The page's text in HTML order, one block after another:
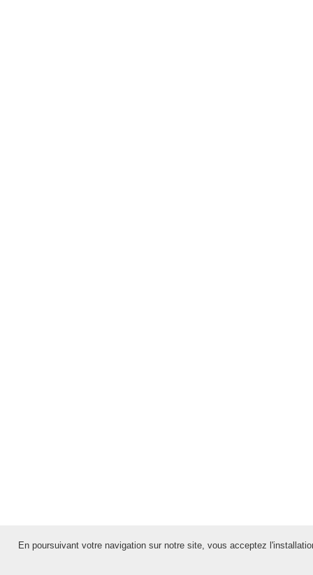
En poursuivant votre navigation sur notre site, vous acceptez